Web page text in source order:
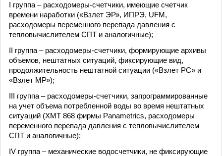
I группа – расходомеры-счетчики, имеющие счетчик
времени наработки («Взлет ЭР», ИПРЭ, UFM,
расходомеры переменного перепада давления с
тепловычислителем СПТ и аналогичные);
II группа – расходомеры-счетчики, формирующие архивы
объемов, нештатных ситуаций, фиксирующие вид,
продолжительность нештатной ситуации («Взлет РС» и
«Взлет МР»);
III группа – расходомеры-счетчики, запрограммированные
на учет объема потребленной воды во время нештатных
ситуаций (XMT 868 фирмы Раnametrics, расходомеры
переменного перепада давления с тепловычислителем
СПТ и аналогичные);
IV группа – механические водосчетчики, не фиксирующие